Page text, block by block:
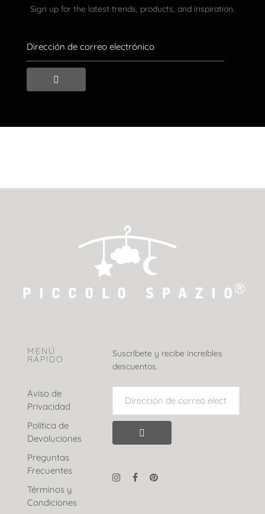
Sign up for the latest trends, products, and inspiration.
MENÚ
RÁPIDO
Aviso de
Privacidad
Política de
Devoluciones
Preguntas
Frecuentes
Términos y
Condiciones
Suscríbete y recibe increíbles
descuentos.